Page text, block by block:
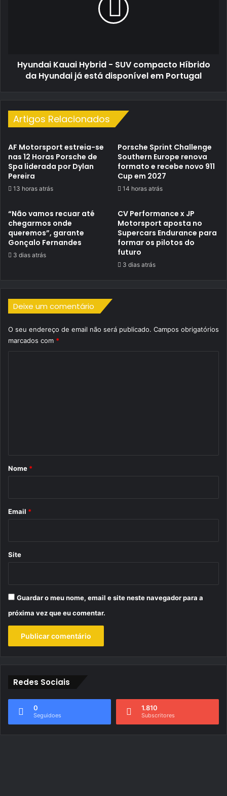
Hyundai Kauai Hybrid - SUV compacto Híbrido
da Hyundai já está disponível em Portugal
Artigos Relacionados
AF Motorsport estreia-se
nas 12 Horas Porsche de
Spa liderada por Dylan
Pereira
13 horas atrás
Porsche Sprint Challenge
Southern Europe renova
formato e recebe novo 911
Cup em 2027
14 horas atrás
“Não vamos recuar até
chegarmos onde
queremos”, garante
Gonçalo Fernandes
3 dias atrás
CV Performance x JP
Motorsport aposta no
Supercars Endurance para
formar os pilotos do
futuro
3 dias atrás
Deixe um comentário
O seu endereço de email não será publicado. Campos obrigatórios
marcados com *
r
*
Nome *
Email *
Site
Guardar o meu nome, email e site neste navegador para a
próxima vez que eu comentar.
Redes Sociais
0
Seguidoes
1.810
Subscritores